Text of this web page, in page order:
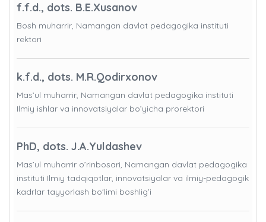
f.f.d., dots. B.E.Xusanov
Bosh muharrir, Namangan davlat pedagogika instituti
rektori
k.f.d., dots. M.R.Qodirxonov
Mas’ul muharrir, Namangan davlat pedagogika instituti
Ilmiy ishlar va innovatsiyalar bo’yicha prorektori
PhD, dots. J.A.Yuldashev
Mas’ul muharrir o’rinbosari, Namangan davlat pedagogika
instituti Ilmiy tadqiqotlar, innovatsiyalar va ilmiy-pedagogik
kadrlar tayyorlash bo'limi boshlig’i